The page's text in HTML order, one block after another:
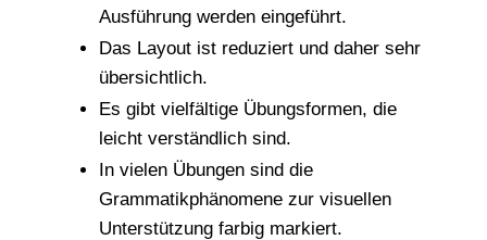
Ausführung werden eingeführt.
Das Layout ist reduziert und daher sehr
übersichtlich.
Es gibt vielfältige Übungsformen, die
leicht verständlich sind.
In vielen Übungen sind die
Grammatikphänomene zur visuellen
Unterstützung farbig markiert.